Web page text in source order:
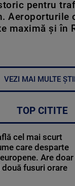
pentru
Aeroporturile
maximă și în
VEZI MAI MULTE
TOP CITITE
cel mai scurt
care desparte
Are doar
fusuri orare